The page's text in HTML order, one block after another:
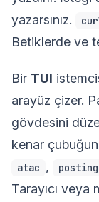
yazarsınız.
Betiklerde ve
Bir TUI
arayüz çizer.
gövdesini
kenar
atac , posting
Tarayıcı